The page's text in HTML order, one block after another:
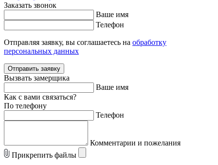
Заказать звонок
Ваше имя
Телефон
Отправляя заявку, вы соглашаетесь на обработку
персональных данных
Отправить заявку
Вызвать замерщика
Ваше имя
Как с вами связаться?
По телефону
Телефон
Комментарии и пожелания
Прикрепить файлы